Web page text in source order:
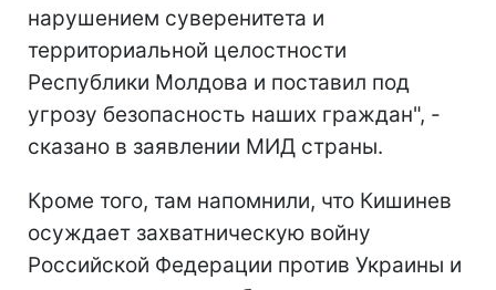
нарушением суверенитета и
территориальной целостности
Республики Молдова и поставил под
угрозу безопасность наших граждан", -
сказано в заявлении МИД страны.
Кроме того, там напомнили, что Кишинев
осуждает захватническую войну
Российской Федерации против Украины и